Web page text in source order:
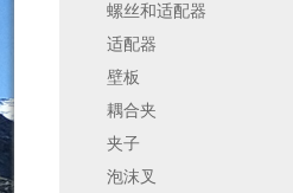
螺丝和适配器
适配器
壁板
耦合夹
夹子
泡沫叉